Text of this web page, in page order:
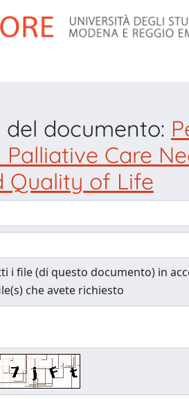
documento:
Palliative Care
Quality of Life
i file (di questo documento) in
che avete richiesto